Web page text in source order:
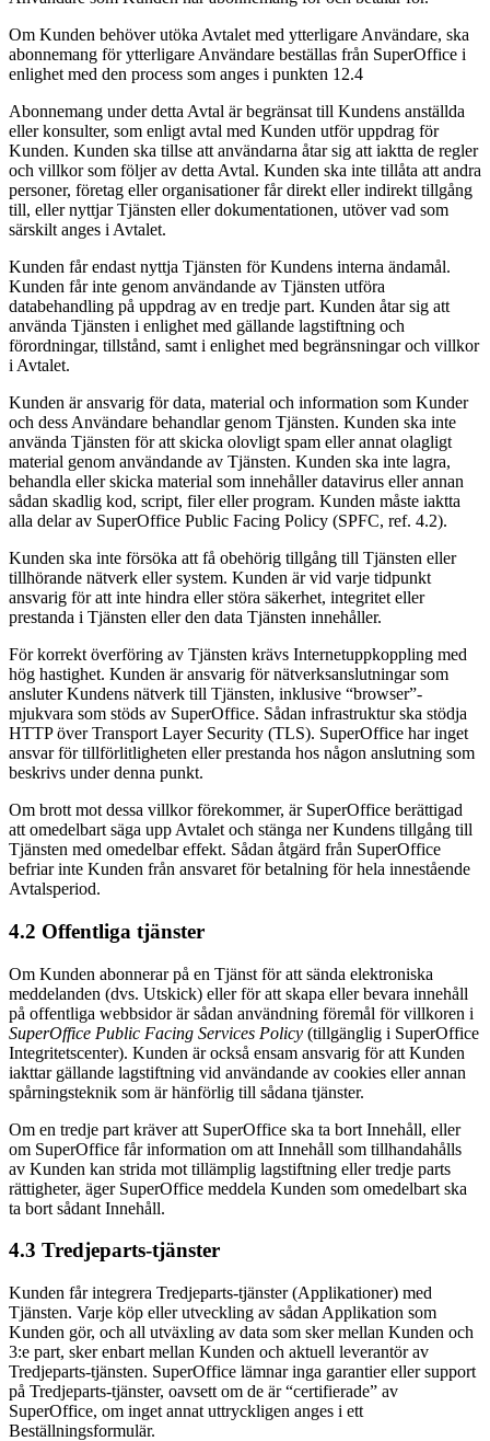
Om Kunden behöver utöka Avtalet med ytterligare Användare, ska
abonnemang för ytterligare Användare beställas från SuperOffice i
enlighet med den process som anges i punkten 12.4
Abonnemang under detta Avtal är begränsat till Kundens anställda
eller konsulter, som enligt avtal med Kunden utför uppdrag för
Kunden. Kunden ska tillse att användarna åtar sig att iaktta de regler
och villkor som följer av detta Avtal. Kunden ska inte tillåta att andra
personer, företag eller organisationer får direkt eller indirekt tillgång
till, eller nyttjar Tjänsten eller dokumentationen, utöver vad som
särskilt anges i Avtalet.
Kunden får endast nyttja Tjänsten för Kundens interna ändamål.
Kunden får inte genom användande av Tjänsten utföra
databehandling på uppdrag av en tredje part. Kunden åtar sig att
använda Tjänsten i enlighet med gällande lagstiftning och
förordningar, tillstånd, samt i enlighet med begränsningar och villkor
i Avtalet.
Kunden är ansvarig för data, material och information som Kunder
och dess Användare behandlar genom Tjänsten. Kunden ska inte
använda Tjänsten för att skicka olovligt spam eller annat olagligt
material genom användande av Tjänsten. Kunden ska inte lagra,
behandla eller skicka material som innehåller datavirus eller annan
sådan skadlig kod, script, filer eller program. Kunden måste iaktta
alla delar av SuperOffice Public Facing Policy (SPFC, ref. 4.2).
Kunden ska inte försöka att få obehörig tillgång till Tjänsten eller
tillhörande nätverk eller system. Kunden är vid varje tidpunkt
ansvarig för att inte hindra eller störa säkerhet, integritet eller
prestanda i Tjänsten eller den data Tjänsten innehåller.
För korrekt överföring av Tjänsten krävs Internetuppkoppling med
hög hastighet. Kunden är ansvarig för nätverksanslutningar som
ansluter Kundens nätverk till Tjänsten, inklusive “browser”-
mjukvara som stöds av SuperOffice. Sådan infrastruktur ska stödja
HTTP över Transport Layer Security (TLS). SuperOffice har inget
ansvar för tillförlitligheten eller prestanda hos någon anslutning som
beskrivs under denna punkt.
Om brott mot dessa villkor förekommer, är SuperOffice berättigad
att omedelbart säga upp Avtalet och stänga ner Kundens tillgång till
Tjänsten med omedelbar effekt. Sådan åtgärd från SuperOffice
befriar inte Kunden från ansvaret för betalning för hela innestående
Avtalsperiod.
4.2 Offentliga tjänster
Om Kunden abonnerar på en Tjänst för att sända elektroniska
meddelanden (dvs. Utskick) eller för att skapa eller bevara innehåll
på offentliga webbsidor är sådan användning föremål för villkoren i
SuperOffice Public Facing Services Policy (tillgänglig i SuperOffice
Integritetscenter). Kunden är också ensam ansvarig för att Kunden
iakttar gällande lagstiftning vid användande av cookies eller annan
spårningsteknik som är hänförlig till sådana tjänster.
Om en tredje part kräver att SuperOffice ska ta bort Innehåll, eller
om SuperOffice får information om att Innehåll som tillhandahålls
av Kunden kan strida mot tillämplig lagstiftning eller tredje parts
rättigheter, äger SuperOffice meddela Kunden som omedelbart ska
ta bort sådant Innehåll.
4.3 Tredjeparts-tjänster
Kunden får integrera Tredjeparts-tjänster (Applikationer) med
Tjänsten. Varje köp eller utveckling av sådan Applikation som
Kunden gör, och all utväxling av data som sker mellan Kunden och
3:e part, sker enbart mellan Kunden och aktuell leverantör av
Tredjeparts-tjänsten. SuperOffice lämnar inga garantier eller support
på Tredjeparts-tjänster, oavsett om de är “certifierade” av
SuperOffice, om inget annat uttryckligen anges i ett
Beställningsformulär.